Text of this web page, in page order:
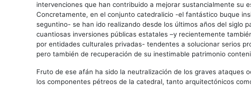
intervenciones que han contribuido a mejorar sustancialmente su
Concretamente, en el conjunto catedralicio -el fantástico buque
seguntino- se han ido realizando desde los últimos años del siglo
cuantiosas inversiones públicas estatales –y recientemente
por entidades culturales privadas- tendentes a solucionar serios
pero también de recuperación de su inestimable patrimonio
Fruto de ese afán ha sido la neutralización de los graves ataques
los componentes pétreos de la catedral, tanto arquitectónicos